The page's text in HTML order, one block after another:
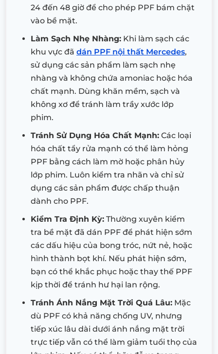
24 đến 48 giờ để cho phép PPF bám chặt
vào bề mặt.
Làm Sạch Nhẹ Nhàng: Khi làm sạch các
khu vực đã dán PPF nội thất Mercedes,
sử dụng các sản phẩm làm sạch nhẹ
nhàng và không chứa amoniac hoặc hóa
chất mạnh. Dùng khăn mềm, sạch và
không xơ để tránh làm trầy xước lớp
phim.
Tránh Sử Dụng Hóa Chất Mạnh: Các loại
hóa chất tẩy rửa mạnh có thể làm hỏng
PPF bằng cách làm mờ hoặc phân hủy
lớp phim. Luôn kiểm tra nhãn và chỉ sử
dụng các sản phẩm được chấp thuận
dành cho PPF.
Kiểm Tra Định Kỳ: Thường xuyên kiểm
tra bề mặt đã dán PPF để phát hiện sớm
các dấu hiệu của bong tróc, nứt nẻ, hoặc
hình thành bọt khí. Nếu phát hiện sớm,
bạn có thể khắc phục hoặc thay thế PPF
kịp thời để tránh hư hại lan rộng.
Tránh Ánh Nắng Mặt Trời Quá Lâu: Mặc
dù PPF có khả năng chống UV, nhưng
tiếp xúc lâu dài dưới ánh nắng mặt trời
trực tiếp vẫn có thể làm giảm tuổi thọ của